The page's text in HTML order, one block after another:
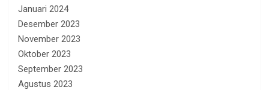
Januari 2024
Desember 2023
November 2023
Oktober 2023
September 2023
Agustus 2023